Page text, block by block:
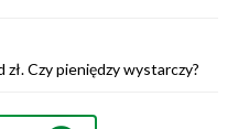
Czy pieniędzy wystarczy?